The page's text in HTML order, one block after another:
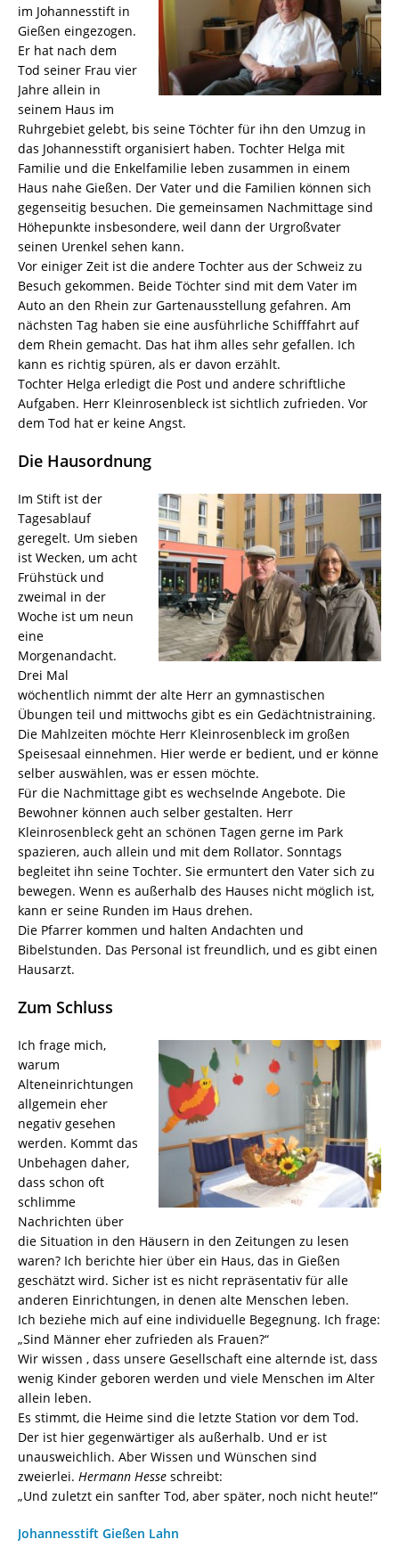
im Johannesstift in
Gießen eingezogen.
Er hat nach dem
Tod seiner Frau vier
Jahre allein in
seinem Haus im
Ruhrgebiet gelebt, bis seine Töchter für ihn den Umzug in
das Johannesstift organisiert haben. Tochter Helga mit
Familie und die Enkelfamilie leben zusammen in einem
Haus nahe Gießen. Der Vater und die Familien können sich
gegenseitig besuchen. Die gemeinsamen Nachmittage sind
Höhepunkte insbesondere, weil dann der Urgroßvater
seinen Urenkel sehen kann.
Vor einiger Zeit ist die andere Tochter aus der Schweiz zu
Besuch gekommen. Beide Töchter sind mit dem Vater im
Auto an den Rhein zur Gartenausstellung gefahren. Am
nächsten Tag haben sie eine ausführliche Schifffahrt auf
dem Rhein gemacht. Das hat ihm alles sehr gefallen. Ich
kann es richtig spüren, als er davon erzählt.
Tochter Helga erledigt die Post und andere schriftliche
Aufgaben. Herr Kleinrosenbleck ist sichtlich zufrieden. Vor
dem Tod hat er keine Angst.
Die Hausordnung
Im Stift ist der
Tagesablauf
geregelt. Um sieben
ist Wecken, um acht
Frühstück und
zweimal in der
Woche ist um neun
eine
Morgenandacht.
Drei Mal
wöchentlich nimmt der alte Herr an gymnastischen
Übungen teil und mittwochs gibt es ein Gedächtnistraining.
Die Mahlzeiten möchte Herr Kleinrosenbleck im großen
Speisesaal einnehmen. Hier werde er bedient, und er könne
selber auswählen, was er essen möchte.
Für die Nachmittage gibt es wechselnde Angebote. Die
Bewohner können auch selber gestalten. Herr
Kleinrosenbleck geht an schönen Tagen gerne im Park
spazieren, auch allein und mit dem Rollator. Sonntags
begleitet ihn seine Tochter. Sie ermuntert den Vater sich zu
bewegen. Wenn es außerhalb des Hauses nicht möglich ist,
kann er seine Runden im Haus drehen.
Die Pfarrer kommen und halten Andachten und
Bibelstunden. Das Personal ist freundlich, und es gibt einen
Hausarzt.
Zum Schluss
Ich frage mich,
warum
Alteneinrichtungen
allgemein eher
negativ gesehen
werden. Kommt das
Unbehagen daher,
dass schon oft
schlimme
Nachrichten über
die Situation in den Häusern in den Zeitungen zu lesen
waren? Ich berichte hier über ein Haus, das in Gießen
geschätzt wird. Sicher ist es nicht repräsentativ für alle
anderen Einrichtungen, in denen alte Menschen leben.
Ich beziehe mich auf eine individuelle Begegnung. Ich frage:
„Sind Männer eher zufrieden als Frauen?“
Wir wissen , dass unsere Gesellschaft eine alternde ist, dass
wenig Kinder geboren werden und viele Menschen im Alter
allein leben.
Es stimmt, die Heime sind die letzte Station vor dem Tod.
Der ist hier gegenwärtiger als außerhalb. Und er ist
unausweichlich. Aber Wissen und Wünschen sind
zweierlei. Hermann Hesse schreibt:
„Und zuletzt ein sanfter Tod, aber später, noch nicht heute!“
Johannesstift Gießen Lahn